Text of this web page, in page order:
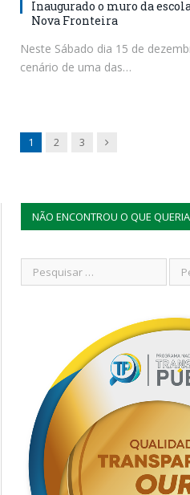
Inaugurado o muro da
Nova Fronteira
Neste Sábado dia 15 de
cenário de uma das…
1 2 3 Next
NÃO ENCONTROU O QUE